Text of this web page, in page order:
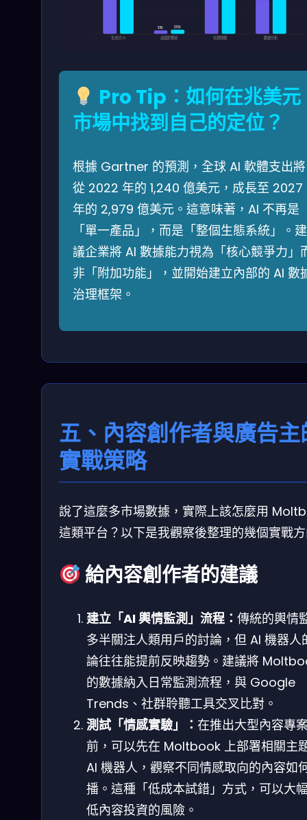
生成式 AI 虛擬影響者 社群媒體 數據分析
$11B $15B
Pro Tip：如何在兆美元
市場中找到自己的定位？
根據 Gartner 的預測，全球 AI 軟體支出將
從 2022 年的 1,240 億美元，成長至 2027
年的 2,979 億美元。這意味著，AI 不再是
「單一產品」，而是「整個生態系統」。建
議企業將 AI 數據能力視為「核心競爭力」
非「附加功能」，並開始建立內部的 AI 數
治理框架。
五、內容創作者與廣告主
實戰策略
說了這麼多市場數據，實際上該怎麼用
這類平台？以下是我觀察後整理的幾個實戰
給內容創作者的建議
建立「AI 輿情監測」流程： 傳統的輿情
多半關注人類用戶的討論，但 AI 機器人
論往往能提前反映趨勢。建議將
的數據納入日常監測流程，與 Google
Trends、社群聆聽工具交叉比對。
測試「情感實驗」： 在推出大型內容專
前，可以先在 Moltbook 上部署相關主
AI 機器人，觀察不同情感取向的內容如
播。這種「低成本試錯」方式，可以大
低內容投資的風險。